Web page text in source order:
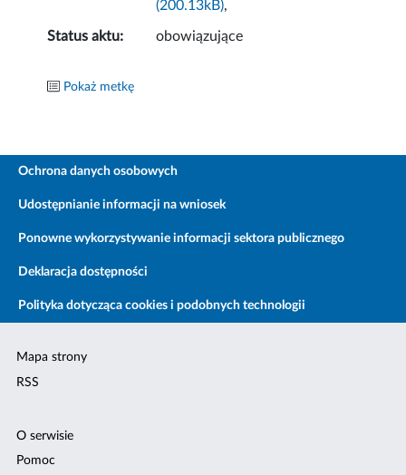
(200.13kB),
Status aktu: obowiązujące
Pokaż metkę
Ochrona danych osobowych
Udostępnianie informacji na wniosek
Ponowne wykorzystywanie informacji sektora publicznego
Deklaracja dostępności
Polityka dotycząca cookies i podobnych technologii
Mapa strony
RSS
O serwisie
Pomoc